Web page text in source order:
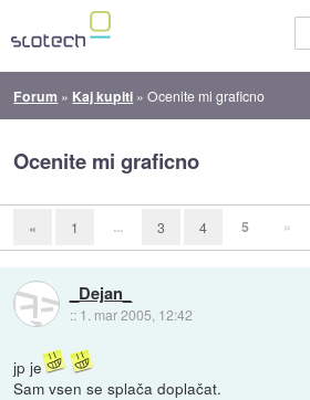
Forum » Kaj kupiti »Ocenite mi graficno
Ocenite mi graficno
« 1 ... 3 4 5 »
_Dejan_
:: 1. mar 2005, 12:42
jp je
Sam vsen se splača doplačat.